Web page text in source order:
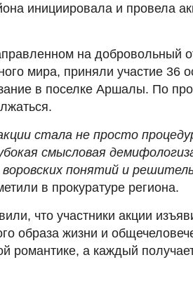
инициировала и провела
на добровольный
мира, приняли участие 36
в поселке Аршалы. По
стала не просто
смысловая
понятий и
в прокуратуре региона.
что участники акции
образа жизни и
романтике, а каждый